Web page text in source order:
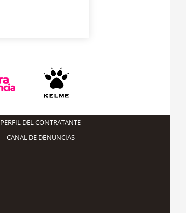
PERFIL DEL CONTRATANTE
CANAL DE DENUNCIAS